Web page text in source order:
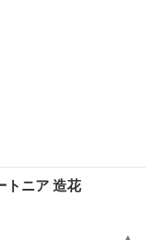
トニア 造花